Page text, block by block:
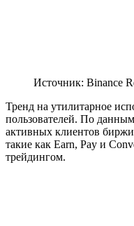
Источник: Binance
Тренд на утилитарное
пользователей. По
активных клиентов
такие как Earn, Pay и
трейдингом.